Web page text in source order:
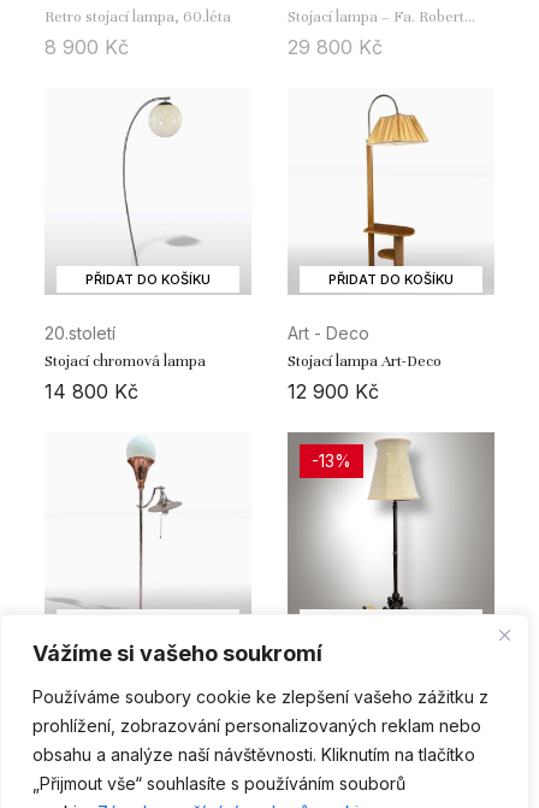
Vážíme si vašeho soukromí
Používáme soubory cookie ke zlepšení vašeho zážitku z
prohlížení, zobrazování personalizovaných reklam nebo
obsahu a analýze naší návštěvnosti. Kliknutím na tlačítko
„Přijmout vše“ souhlasíte s používáním souborů
Retro stojací lampa, 60.léta
8 900 Kč
Stojací lampa – Fa. Robert
Slezák
29 800 Kč
PŘIDAT DO KOŠÍKU
20.století
Stojací chromová lampa
14 800 Kč
PŘIDAT DO KOŠÍKU
Art - Deco
Stojací lampa Art-Deco
12 900 Kč
Stojací lampa Bauhaus
54 900 Kč
-13%
Mosazná stojací lampa
29 900Kč 26 000Kč
1 2 DALŠÍ